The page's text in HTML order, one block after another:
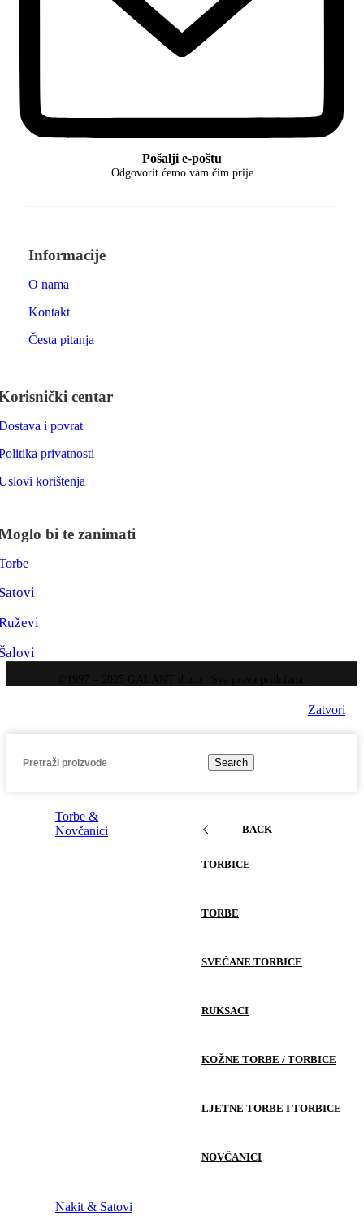
Pošalji e-poštu
Odgovorit ćemo vam čim prije
Informacije
O nama
Kontakt
Česta pitanja
centar
i povrat
privatnosti
korištenja
bi te zanimati
Zatvori
Search
Torbe &
Novčanici
BACK
TORBICE
TORBE
SVEČANE TORBICE
RUKSACI
KOŽNE TORBE / TORBICE
LJETNE TORBE I TORBICE
NOVČANICI
Nakit & Satovi